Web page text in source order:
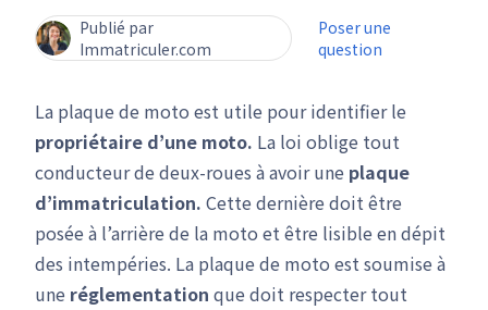
Publié par
Immatriculer.com
Poser une
question
La plaque de moto est utile pour identifier le
propriétaire d’une moto. La loi oblige tout
conducteur de deux-roues à avoir une plaque
d’immatriculation. Cette dernière doit être
posée à l’arrière de la moto et être lisible en dépit
des intempéries. La plaque de moto est soumise à
une réglementation que doit respecter tout